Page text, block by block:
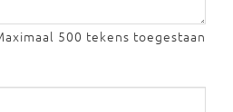
500 tekens toegestaan